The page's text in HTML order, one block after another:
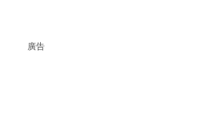
廣告